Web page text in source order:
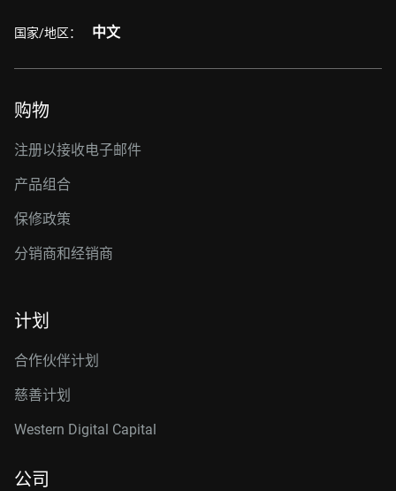
国家/地区： 中文
购物
注册以接收电子邮件
产品组合
保修政策
分销商和经销商
计划
合作伙伴计划
慈善计划
Western Digital Capital
公司